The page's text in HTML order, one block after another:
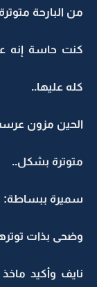
من البارحة
كنت حاسة إنه
كله عليها..
الحين مزون
متوترة بشكل..
سميرة ببساطة:
وضحى بذات
نايف وأكيد